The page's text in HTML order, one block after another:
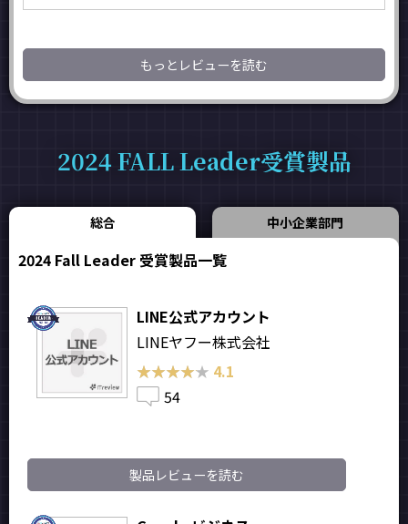
もっとレビューを読む
2024 FALL Leader受賞製品
総合 中小企業部門
2024 Fall Leader 受賞製品一覧
LINE公式アカウント
LINEヤフー株式会社
★★★★★
★★★★★ 4.1
54
製品レビューを読む